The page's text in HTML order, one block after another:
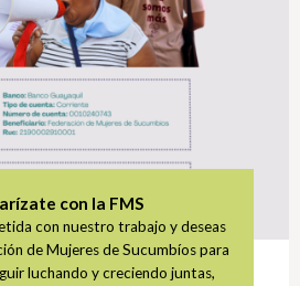
con la FMS
con nuestro trabajo y deseas
de Mujeres de Sucumbíos para
luchando y creciendo juntas,